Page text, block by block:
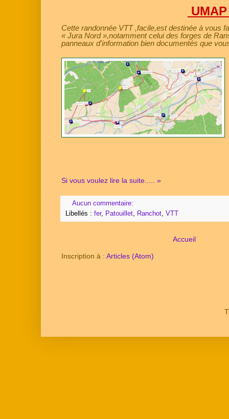
Cette randonnée VTT ,facile,est destinée à vous
« Jura Nord »,notamment celui des forges de
panneaux d'information bien documentés que
Si vous voulez lire la suite..... »
Aucun commentaire:
Libellés : fer, Patouillet Ranchot VTT
Accueil
Inscription à : Articles (Atom)